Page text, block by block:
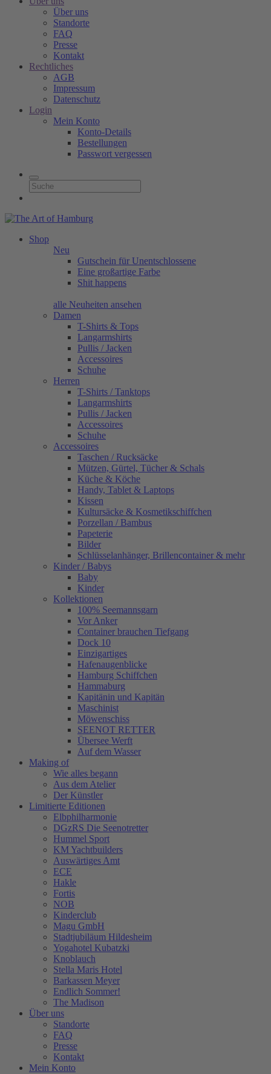
Über uns
Standorte
FAQ
Presse
Kontakt
Rechtliches
AGB
Impressum
Datenschutz
Login
Mein Konto
Konto-Details
Bestellungen
Passwort vergessen
Shop
Neu
Gutschein für Unentschlossene
Eine großartige Farbe
Shit happens
alle Neuheiten ansehen
Damen
T-Shirts & Tops
Langarmshirts
Pullis / Jacken
Accessoires
Schuhe
Herren
T-Shirts / Tanktops
Langarmshirts
Pullis / Jacken
Accessoires
Schuhe
Accessoires
Taschen / Rucksäcke
Mützen, Gürtel, Tücher & Schals
Küche & Köche
Handy, Tablet & Laptops
Kissen
Kultursäcke & Kosmetikschiffchen
Porzellan / Bambus
Papeterie
Bilder
Schlüsselanhänger, Brillencontainer & mehr
Kinder / Babys
Baby
Kinder
Kollektionen
100% Seemannsgarn
Vor Anker
Container brauchen Tiefgang
Dock 10
Einzigartiges
Hafenaugen­blicke
Hamburg Schiffchen
Hammaburg
Kapitänin und Kapitän
Maschinist
Möwenschiss
SEENOT RETTER
Übersee Werft
Auf dem Wasser
Making of
Wie alles begann
Aus dem Atelier
Der Künstler
Limitierte Editionen
Elbphilharmonie
DGzRS Die Seenotretter
Hummel Sport
KM Yachtbuilders
Auswärtiges Amt
ECE
Hakle
Fortis
NOB
Kinderclub
Magu GmbH
Stadtjubiläum Hildesheim
Yogahotel Kubatzki
Knoblauch
Stella Maris Hotel
Barkassen Meyer
Endlich Sommer!
The Madison
Über uns
Standorte
FAQ
Presse
Kontakt
Mein Konto